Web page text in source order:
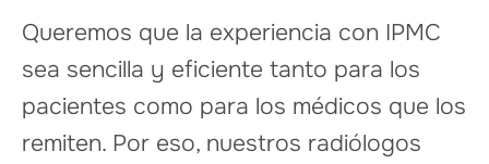
Queremos que la experiencia con IPMC
sea sencilla y eficiente tanto para los
pacientes como para los médicos que los
remiten. Por eso, nuestros radiólogos